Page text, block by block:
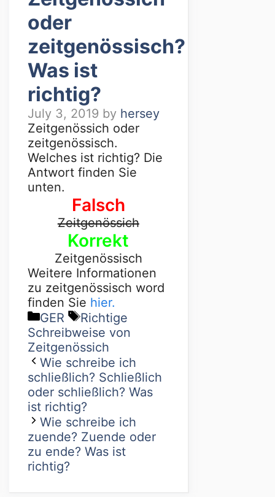
oder
zeitgenössisch?
Was ist
richtig?
July 3, 2019 by hersey
Zeitgenössich oder
zeitgenössisch.
Welches ist richtig? Die
Antwort finden Sie
unten.
Falsch
Zeitgenössich
Korrekt
Zeitgenössisch
Weitere Informationen
zu zeitgenössisch word
finden Sie hier.
GER
Richtige
Schreibweise von
Zeitgenössich
Wie schreibe ich
schließlich? Schließlich
oder schließlich? Was
ist richtig?
Wie schreibe ich
zuende? Zuende oder
zu ende? Was ist
richtig?